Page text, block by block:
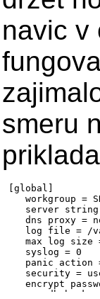
navic v
smeru
[global]
workgroup =
server
dns proxy =
log file = /
max log size
   syslog = 0
panic action
security =
encrypt
passdb